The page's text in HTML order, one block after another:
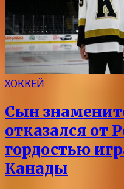
ХОККЕЙ
Сын
отказался от
гордостью
Канады